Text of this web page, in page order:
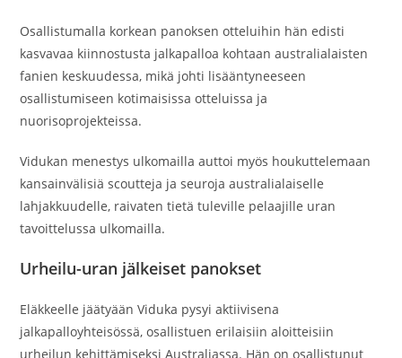
Osallistumalla korkean panoksen otteluihin hän edisti
kasvavaa kiinnostusta jalkapalloa kohtaan australialaisten
fanien keskuudessa, mikä johti lisääntyneeseen
osallistumiseen kotimaisissa otteluissa ja
nuorisoprojekteissa.
Vidukan menestys ulkomailla auttoi myös houkuttelemaan
kansainvälisiä scoutteja ja seuroja australialaiselle
lahjakkuudelle, raivaten tietä tuleville pelaajille uran
tavoittelussa ulkomailla.
Urheilu-uran jälkeiset panokset
Eläkkeelle jäätyään Viduka pysyi aktiivisena
jalkapalloyhteisössä, osallistuen erilaisiin aloitteisiin
urheilun kehittämiseksi Australiassa. Hän on osallistunut